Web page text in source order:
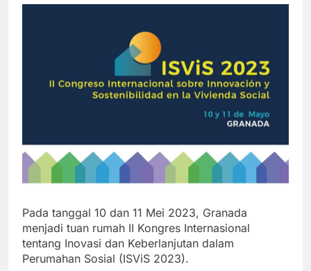
Pada tanggal 10 dan 11 Mei 2023, Granada
menjadi tuan rumah II Kongres Internasional
tentang Inovasi dan Keberlanjutan dalam
Perumahan Sosial (ISViS 2023).